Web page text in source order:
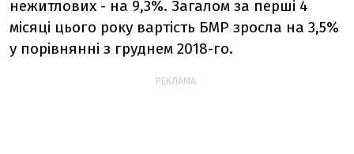
нежитлових - на 9,3%. Загалом за перші 4
місяці цього року вартість БМР зросла на 3,5%
у порівнянні з груднем 2018-го.
РЕКЛАМА: